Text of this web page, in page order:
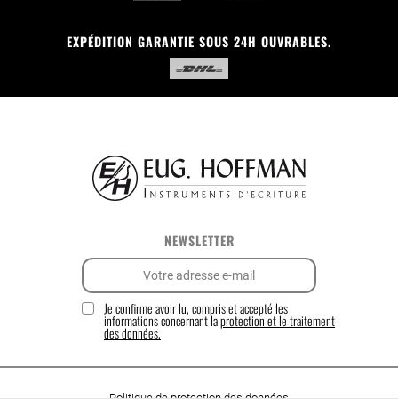
EXPÉDITION GARANTIE SOUS 24H OUVRABLES.
NEWSLETTER
Je confirme avoir lu, compris et accepté les
informations concernant laprotection et le traitement
des données.